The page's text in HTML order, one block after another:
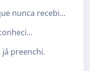
nunca recebi…
preenchi.